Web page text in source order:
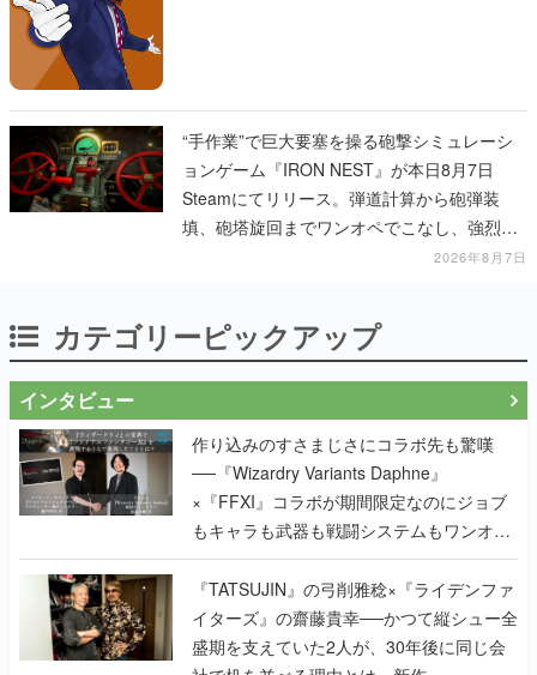
“手作業”で巨大要塞を操る砲撃シミュレーシ
ョンゲーム『IRON NEST』が本日8月7日
Steamにてリリース。弾道計算から砲弾装
填、砲塔旋回までワンオペでこなし、強烈な
一撃をブチかませるロマンある作品2026年8月7日
カテゴリーピックアップ
インタビュー
作り込みのすさまじさにコラボ先も驚嘆
──『Wizardry Variants Daphne』
×『FFXI』コラボが期間限定なのにジョブ
もキャラも武器も戦闘システムもワンオフ
で作り込まれた理由を両ディレクターに聞
く
『TATSUJIN』の弓削雅稔×『ライデンファ
イターズ』の齋藤貴幸──かつて縦シュー全
盛期を支えていた2人が、30年後に同じ会